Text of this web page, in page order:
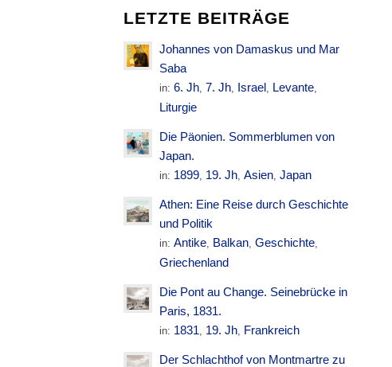
LETZTE BEITRÄGE
Johannes von Damaskus und Mar
Saba
in:6. Jh, 7. Jh, Israel, Levante,
Liturgie
Die Päonien. Sommerblumen von
Japan.
in: 1899, 19. Jh,Asien,Japan
Athen: Eine Reise durch Geschichte
und Politik
in:Antike, Balkan,Geschichte,
Griechenland
Die Pont au Change. Seinebrücke in
Paris, 1831.
in: 1831, 19. Jh, Frankreich
Der Schlachthof von Montmartre zu